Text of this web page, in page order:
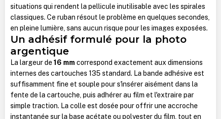
situations qui rendent la pellicule inutilisable avec les spirales
classiques. Ce ruban résout le problème en quelques secondes,
en pleine lumière, sans aucun risque pour les images exposées.
Un adhésif formulé pour la photo
argentique
La largeur de 16 mm correspond exactement aux dimensions
internes des cartouches 135 standard. La bande adhésive est
suffisamment fine et souple pour s'insérer aisément dans la
fente de la cartouche, puis adhérer au film et l'extraire par
simple traction. La colle est dosée pour offrir une accroche
instantanée sur la base acétate ou polyester du film, tout en